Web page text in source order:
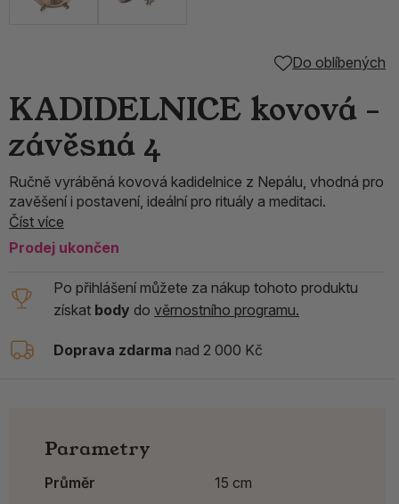
Do oblíbených
KADIDELNICE kovová -
závěsná 4
Ručně vyráběná kovová kadidelnice z Nepálu, vhodná pro
zavěšení i postavení, ideální pro rituály a meditaci.
Číst více
Prodej ukončen
Po přihlášení můžete za nákup tohoto produktu
získat body do věrnostního programu.
Doprava zdarma nad 2 000 Kč
Parametry
Průměr
15 cm